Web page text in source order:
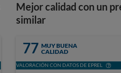
Mejor calidad con un
similar
77 MUY BUENA
CALIDAD
VALORACIÓN CON DATOS DE EPREL